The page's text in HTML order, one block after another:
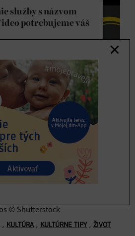
služby s názvom
potrebujeme váš
videoobsahu, ktorý môže
údaje o vašej činnosti,
službu tretej strany. Ak
toto video, prečítajte si
prijmite podmienky služby.
informácií
Prijať
Usercentrics Consent
Wieser, ALTERMEDIA – Marketing
Tsoneva-Tabak, Michel
COLORA DIGITAL, Szalt Stream
Zavod AAMI, Jaroslav Hasman;
Creative Solutions, Star Network
© Shutterstock
, KULTÚRA, KULTÚRNE TIPY, ŽIVOT